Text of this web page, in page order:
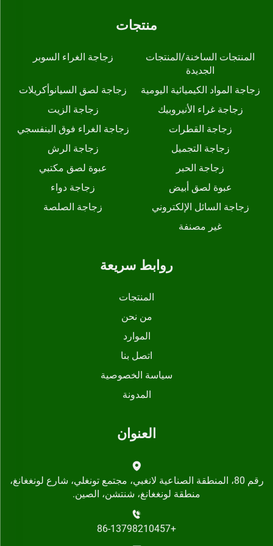
منتجات
المنتجات الساخنة/المنتجات
الجديدة
زجاجة الغراء السوبر
زجاجة المواد الكيميائية اليومية
زجاجة لصق السيانوأكريلات
زجاجة غراء الأنيروبيك
زجاجة الزيت
زجاجة القطرات
زجاجة الغراء فوق البنفسجي
زجاجة التجميل
زجاجة الرش
زجاجة الحبر
عبوة لصق مكتبي
عبوة لصق أبيض
زجاجة دواء
زجاجة السائل الإلكتروني
زجاجة الصلصة
غير مصنفة
روابط سريعة
المنتجات
من نحن
الموارد
اتصل بنا
سياسة الخصوصية
المدونة
العنوان
رقم 80، المنطقة الصناعية لانغبي، مجتمع تونغلي، شارع لونغغانغ،
منطقة لونغغانغ، شنتشن، الصين.
+86-13798210457